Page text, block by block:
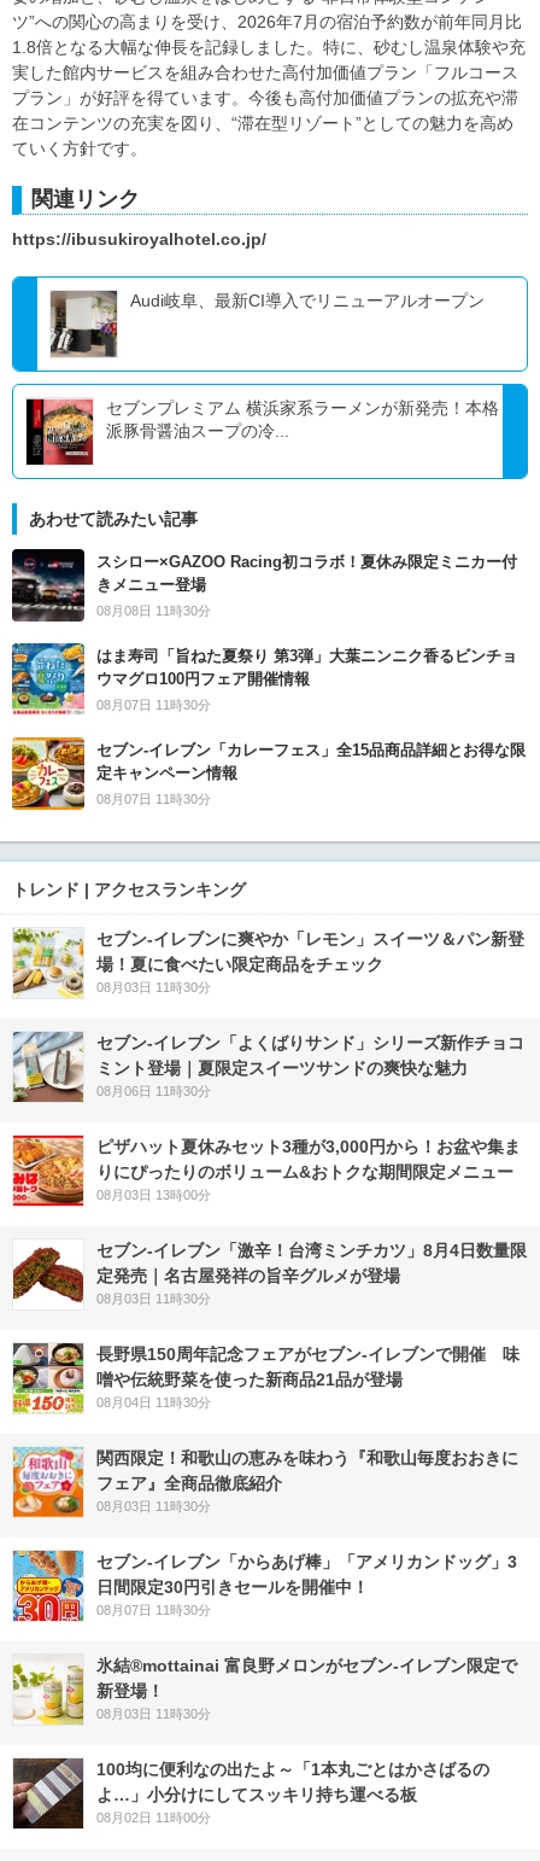
ツ”への関心の高まりを受け、2026年7月の宿泊予約数が前年同月比
1.8倍となる大幅な伸長を記録しました。特に、砂むし温泉体験や充
実した館内サービスを組み合わせた高付加価値プラン「フルコース
プラン」が好評を得ています。今後も高付加価値プランの拡充や滞
在コンテンツの充実を図り、“滞在型リゾート”としての魅力を高め
ていく方針です。
関連リンク
https://ibusukiroyalhotel.co.jp/
Audi岐阜、最新CI導入でリニューアルオープン
セブンプレミアム 横浜家系ラーメンが新発売！本格
派豚骨醤油スープの冷...
あわせて読みたい記事
スシロー×GAZOO Racing初コラボ！夏休み限定ミニカー付
きメニュー登場
08月08日 11時30分
はま寿司「旨ねた夏祭り 第3弾」大葉ニンニク香るビンチョ
ウマグロ100円フェア開催情報
08月07日 11時30分
セブン‐イレブン「カレーフェス」全15品商品詳細とお得な限
定キャンペーン情報
08月07日 11時30分
トレンド | アクセスランキング
セブン‐イレブンに爽やか「レモン」スイーツ＆パン新登
場！夏に食べたい限定商品をチェック
08月03日 11時30分
セブン‐イレブン「よくばりサンド」シリーズ新作チョコ
ミント登場｜夏限定スイーツサンドの爽快な魅力
08月06日 11時30分
ピザハット夏休みセット3種が3,000円から！お盆や集ま
りにぴったりのボリューム&おトクな期間限定メニュー
08月03日 13時00分
セブン-イレブン「激辛！台湾ミンチカツ」8月4日数量限
定発売｜名古屋発祥の旨辛グルメが登場
08月03日 11時30分
長野県150周年記念フェアがセブン-イレブンで開催 味
噌や伝統野菜を使った新商品21品が登場
08月04日 11時30分
関西限定！和歌山の恵みを味わう『和歌山毎度おおきに
フェア』全商品徹底紹介
08月03日 11時30分
セブン‐イレブン「からあげ棒」「アメリカンドッグ」3
日間限定30円引きセールを開催中！
08月07日 11時30分
氷結®mottainai 富良野メロンがセブン‐イレブン限定で
新登場！
08月03日 11時30分
100均に便利なの出たよ～「1本丸ごとはかさばるの
よ…」小分けにしてスッキリ持ち運べる板
08月02日 11時00分